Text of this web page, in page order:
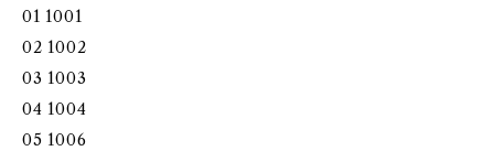
01 1001
02 1002
03 1003
04 1004
05 1006